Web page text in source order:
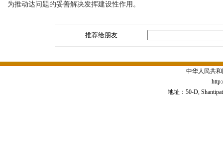
为推动达问题的妥善解决发挥建设性作用。
推荐给朋友
中华人民共
地址：50-D,